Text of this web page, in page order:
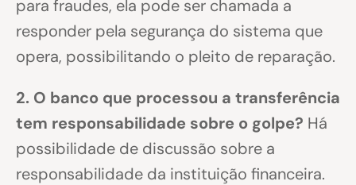
para fraudes, ela pode ser chamada a
responder pela segurança do sistema que
opera, possibilitando o pleito de reparação.
2. O banco que processou a transferência
tem responsabilidade sobre o golpe? Há
possibilidade de discussão sobre a
responsabilidade da instituição financeira.